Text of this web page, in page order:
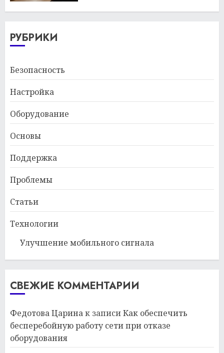
РУБРИКИ
Безопасность
Настройка
Оборудование
Основы
Поддержка
Проблемы
Статьи
Технологии
Улучшение мобильного сигнала
СВЕЖИЕ КОММЕНТАРИИ
Федотова Царинак записиКак обеспечить
бесперебойную работу сети при отказе
оборудования